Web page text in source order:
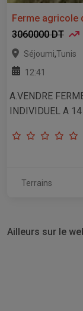
Ferme agricole
3060000 DT
Séjoumi,Tunis
12:41
A.VENDRE
INDIVIDUEL A
Terrains
Ailleurs sur le